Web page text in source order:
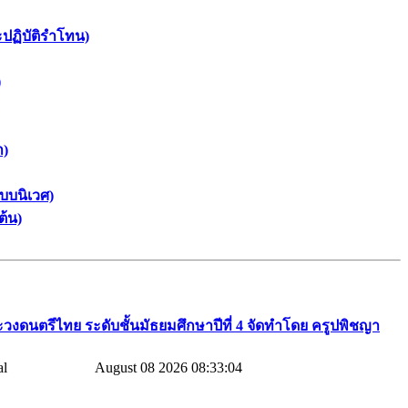
ฏิบัติรำโทน)
)
บนิเวศ)
น)
วงดนตรีไทย​ ระดับชั้นมัธยมศึกษาปีที่​ 4​ จัดทำโดย​ ครูปพิชญา​
August 08 2026 08:33:04